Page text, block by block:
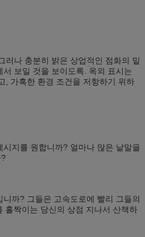
러나 충분히 밝은 상업적인 점화의 밑
보일 것을 보이도록. 옥외 표시는
, 가혹한 환경 조건을 저항하기 위하
지를 원합니까? 얼마나 많은 낱말을
까? 그들은 고속도로에 빨리 그들의
홀짝이는 당신의 상점 지나서 산책하